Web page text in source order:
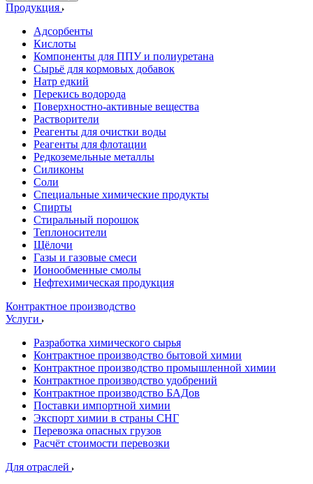
Продукция
Адсорбенты
Кислоты
Компоненты для ППУ и полиуретана
Сырьё для кормовых добавок
Натр едкий
Перекись водорода
Поверхностно-активные вещества
Растворители
Реагенты для очистки воды
Реагенты для флотации
Редкоземельные металлы
Силиконы
Соли
Специальные химические продукты
Спирты
Стиральный порошок
Теплоносители
Щёлочи
Газы и газовые смеси
Ионообменные смолы
Нефтехимическая продукция
Контрактное производство
Услуги
Разработка химического сырья
Контрактное производство бытовой химии
Контрактное производство промышленной химии
Контрактное производство удобрений
Контрактное производство БАДов
Поставки импортной химии
Экспорт химии в страны СНГ
Перевозка опасных грузов
Расчёт стоимости перевозки
Для отраслей